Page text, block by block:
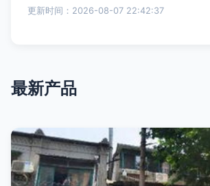
更新时间：2026-08-07 22:42:37
最新产品